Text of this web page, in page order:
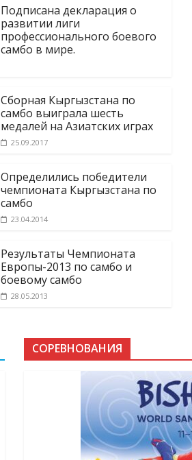
Подписана декларация о
развитии лиги
профессионального боевого
самбо в мире.
Сборная Кыргызстана по
самбо выиграла шесть
медалей на Азиатских играх
25.09.2017
Определились победители
чемпионата Кыргызстана по
самбо
23.04.2014
Результаты Чемпионата
Европы-2013 по самбо и
боевому самбо
28.05.2013
СОРЕВНОВАНИЯ